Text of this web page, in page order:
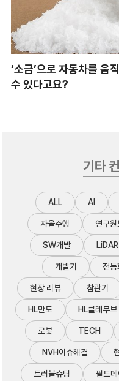
‘소금’으로 자동차를 움
수 있다고요?
기타
ALL AI
자율주행 연구원
SW개발 LiDAR
개발기 전동
현장 리뷰 참관기
HL만도 HL클레무브
로봇 TECH
NVH이슈해결
트러블슈팅 필드데